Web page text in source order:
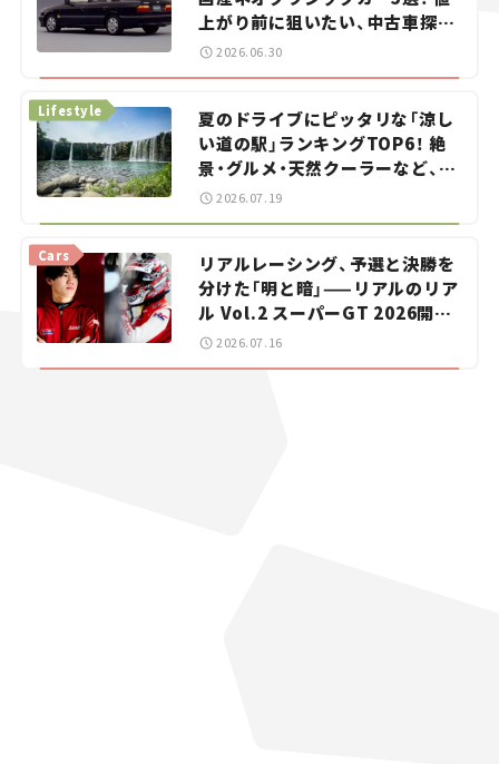
上がり前に狙いたい、中古車探し
をお手伝い――ちょっとイケてるマ
2026.06.30
夏のドライブにピッタリな「涼し
い道の駅」ランキングTOP6！ 絶
景・グルメ・天然クーラーなど、避
暑におすすめのスポットを紹介
Lifestyle
2026.07.19
リアルレーシング、予選と決勝を
分けた「明と暗」——リアルのリア
ル Vol.2 スーパーGT 2026開幕
戦 岡山国際サーキット
Cars
2026.07.16